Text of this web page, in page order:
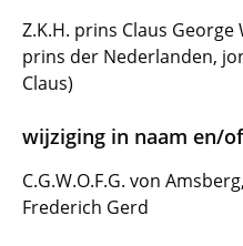
Z.K.H. prins Claus
prins der Nederlanden,
Claus)
wijziging in naam en/
C.G.W.O.F.G. von
Frederich Gerd